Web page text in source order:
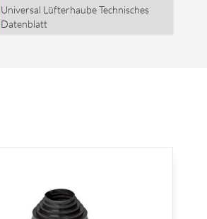
Universal Lüfterhaube Technisches
Datenblatt